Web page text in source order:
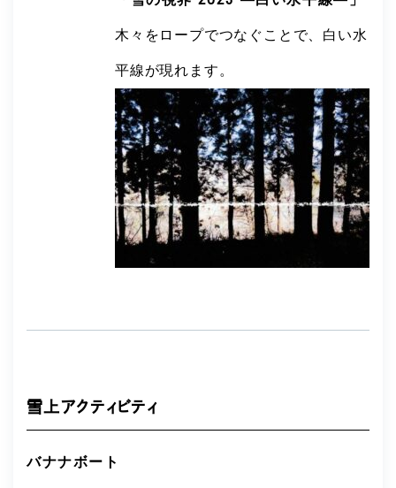
木々をロープでつなぐことで、白い水
平線が現れます。
雪上アクティビティ
バナナボート